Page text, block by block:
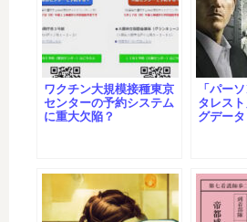
ワクチン大規模接種東京
センターの予約システム
に重大欠陥？
「パー
タレス
グデー